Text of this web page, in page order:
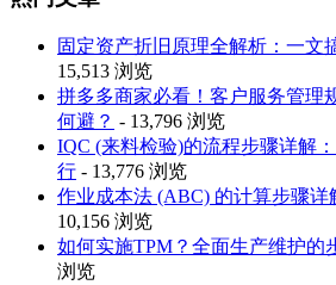
固定资产折旧原理全解析：一文
15,513 浏览
拼多多商家必看！客户服务管理
何避？ - 13,796 浏览
IQC (来料检验)的流程步骤详解
行 - 13,776 浏览
作业成本法 (ABC) 的计算步骤详
10,156 浏览
如何实施TPM？全面生产维护的
浏览